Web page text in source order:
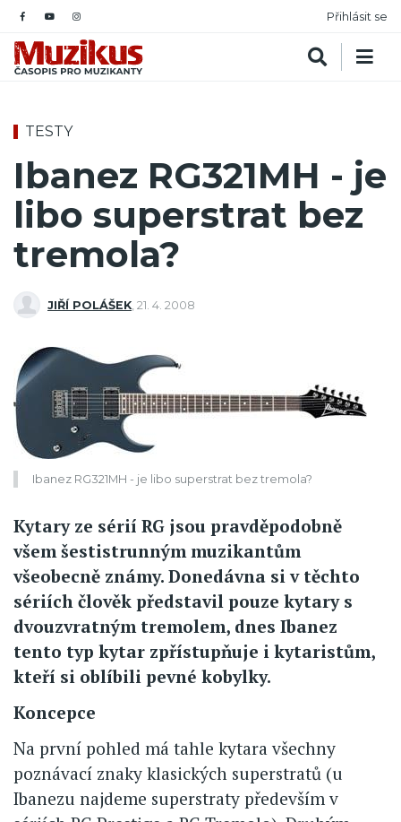
Přihlásit se
TESTY
Ibanez RG321MH - je
libo superstrat bez
tremola?
JIŘÍ POLÁŠEK 21. 4. 2008
Ibanez RG321MH - je libo superstrat bez tremola?
Kytary ze sérií RG jsou pravděpodobně
všem šestistrunným muzikantům
všeobecně známy. Donedávna si v těchto
sériích člověk představil pouze kytary s
dvouzvratným tremolem, dnes Ibanez
tento typ kytar zpřístupňuje i kytaristům,
kteří si oblíbili pevné kobylky.
Koncepce
Na první pohled má tahle kytara všechny
poznávací znaky klasických superstratů (u
Ibanezu najdeme superstraty především v